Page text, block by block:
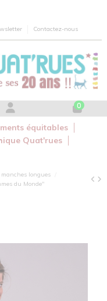
Contactez-nous
0
équitables
Quat'rues
longues
du Monde"